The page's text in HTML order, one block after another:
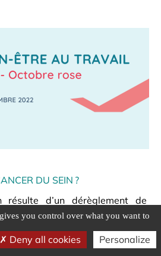
DU SEIN ?
d’un dérèglement de
se multiplient et forment le plus
« tumeur ». Il en existe
n’évoluent pas de la même
you control over what you want to
Deny all cookies Personalize